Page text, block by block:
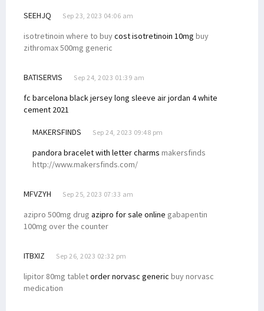
SEEHJQ Sep 23, 2023 04:06 am
isotretinoin where to buycost isotretinoin 10mg buy
zithromax 500mg generic
BATISERVIS Sep 24, 2023 01:39 am
fc barcelona black jersey long sleeve air jordan 4 white
cement 2021
MAKERSFINDS Sep 24, 2023 09:48 pm
pandora bracelet with letter charms makersfinds
http://www.makersfinds.com/
MFVZYH Sep 25, 2023 07:33 am
azipro 500mg drug azipro for sale online gabapentin
100mg over the counter
ITBXIZ Sep 26, 2023 02:32 pm
lipitor 80mg tabletorder norvasc generic buy norvasc
medication